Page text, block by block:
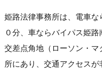
姫路法律事務所は、電車
０分、車ならバイパス姫
交差点角地（ローソン・
所にあり、交通アクセスが